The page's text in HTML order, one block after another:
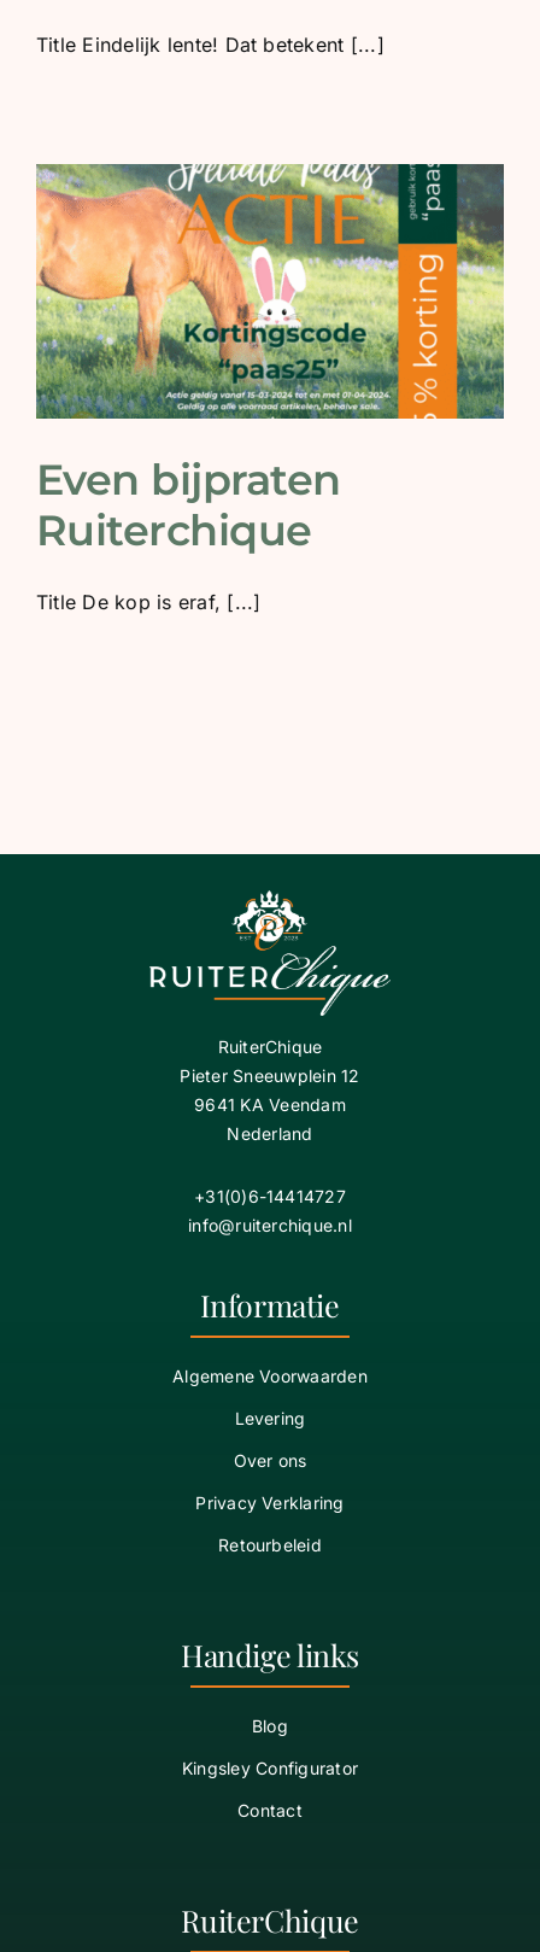
Title Eindelijk lente! Dat betekent [...]
Even bijpraten
Ruiterchique
Title De kop is eraf, [...]
RuiterChique
Pieter Sneeuwplein 12
9641 KA Veendam
Nederland
+31(0)6-14414727
info@ruiterchique.nl
Informatie
Algemene Voorwaarden
Levering
Over ons
Privacy Verklaring
Retourbeleid
Handige links
Blog
Kingsley Configurator
Contact
RuiterChique